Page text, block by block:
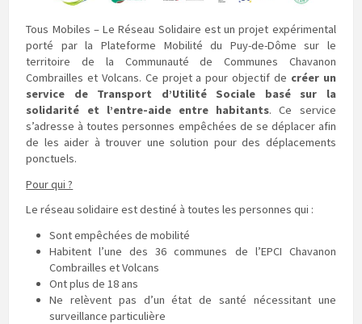
Tous Mobiles – Le Réseau Solidaire est un projet expérimental
porté par la Plateforme Mobilité du Puy-de-Dôme sur le
territoire de la Communauté de Communes Chavanon
Combrailles et Volcans. Ce projet a pour objectif de créer un
service de Transport d’Utilité Sociale basé
sur la
solidarité et l’entre-aide entre habitants. Ce service
s’adresse à toutes personnes empêchées de se déplacer afin
de les aider à trouver une solution pour des déplacements
ponctuels.
Pour qui ?
Le réseau solidaire est destiné à toutes les personnes qui :
Sont empêchées de mobilité
Habitent l’une des 36 communes de l’EPCI Chavanon
Combrailles et Volcans
Ont plus de 18 ans
Ne relèvent pas d’un état de santé nécessitant une
surveillance particulière